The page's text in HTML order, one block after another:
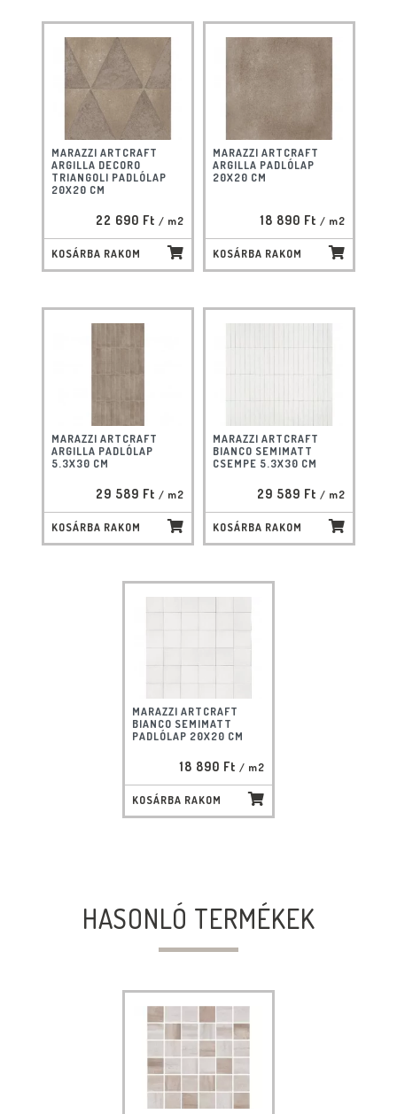
MARAZZI ARTCRAFT
ARGILLA DECORO
TRIANGOLI PADLÓLAP
20X20 CM
22 690 Ft / m2
KOSÁRBA RAKOM
MARAZZI ARTCRAFT
ARGILLA PADLÓLAP
20X20 CM
18 890 Ft / m2
KOSÁRBA RAKOM
MARAZZI ARTCRAFT
ARGILLA PADLÓLAP
5.3X30 CM
29 589 Ft / m2
KOSÁRBA RAKOM
MARAZZI ARTCRAFT
BIANCO SEMIMATT
CSEMPE 5.3X30 CM
29 589 Ft / m2
KOSÁRBA RAKOM
MARAZZI ARTCRAFT
BIANCO SEMIMATT
PADLÓLAP 20X20 CM
18 890 Ft / m2
KOSÁRBA RAKOM
HASONLÓ TERMÉKEK